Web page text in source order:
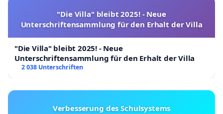
"Die Villa" bleibt 2025! - Neue
Unterschriftensammlung für den Erhalt der Villa
"Die Villa" bleibt 2025! - Neue
Unterschriftensammlung für den Erhalt der Villa
2 038 Unterschriften
Verbesserung des Schulsystems